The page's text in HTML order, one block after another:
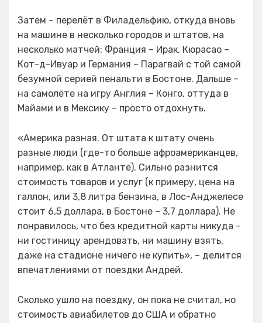
Затем – перелёт в Филадельфию, откуда вновь
на машине в несколько городов и штатов, на
несколько матчей: Франция – Ирак, Кюрасао –
Кот-д-Ивуар и Германия – Парагвай с той самой
безумной серией пенальти в Бостоне. Дальше –
на самолёте на игру Англия – Конго, оттуда в
Майами и в Мексику – просто отдохнуть.
«Америка разная. От штата к штату очень
разные люди (где-то больше афроамериканцев,
например, как в Атланте). Сильно разнится
стоимость товаров и услуг (к примеру, цена на
галлон, или 3,8 литра бензина, в Лос-Анджелесе
стоит 6,5 доллара, в Бостоне – 3,7 доллара). Не
понравилось, что без кредитной карты никуда –
ни гостиницу арендовать, ни машину взять,
даже на стадионе ничего не купить», – делится
впечатлениями от поездки Андрей.
Сколько ушло на поездку, он пока не считал, но
стоимость авиабилетов до США и обратно